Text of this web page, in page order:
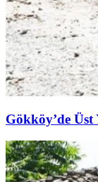
Gökköy’de Üst